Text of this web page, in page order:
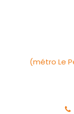
(métro Le